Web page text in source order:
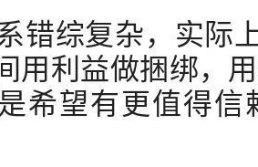
错综复杂，实际
用利益做捆绑，
希望有更值得